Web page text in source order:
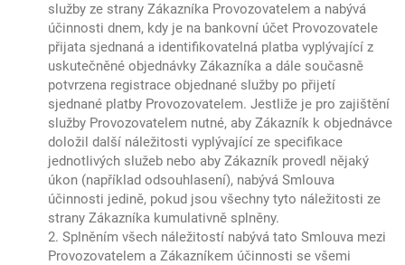
služby ze strany Zákazníka Provozovatelem a nabývá
účinnosti dnem, kdy je na bankovní účet Provozovatele
přijata sjednaná a identifikovatelná platba vyplývající z
uskutečněné objednávky Zákazníka a dále současně
potvrzena registrace objednané služby po přijetí
sjednané platby Provozovatelem. Jestliže je pro zajištění
služby Provozovatelem nutné, aby Zákazník k objednávce
doložil další náležitosti vyplývající ze specifikace
jednotlivých služeb nebo aby Zákazník provedl nějaký
úkon (například odsouhlasení), nabývá Smlouva
účinnosti jedině, pokud jsou všechny tyto náležitosti ze
strany Zákazníka kumulativně splněny.
2. Splněním všech náležitostí nabývá tato Smlouva mezi
Provozovatelem a Zákazníkem účinnosti se všemi